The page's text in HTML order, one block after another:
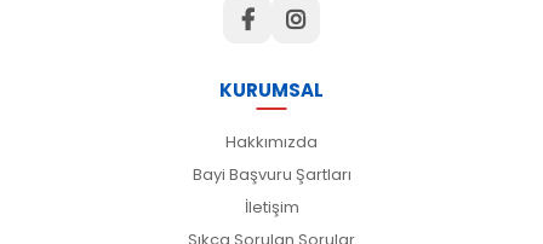
KURUMSAL
Hakkımızda
Bayi Başvuru Şartları
İletişim